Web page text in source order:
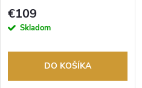
tovaru. Autorizovaný predajca.
€109
Skladom
DO KOŠÍKA